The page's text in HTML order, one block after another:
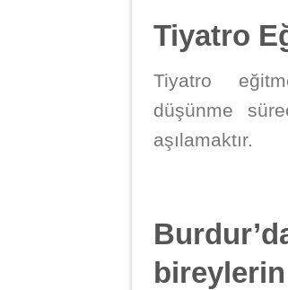
Tiyatro
Tiyatro
düşünme
aşılamaktır.